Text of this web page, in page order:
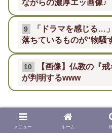
ながらの濃厚エッ画像♪
9
「ドラマを感じる…
落ちているものが“物騒
10
【画像】仏教の『
が判明するwww
2chnavi
メニュー ホーム